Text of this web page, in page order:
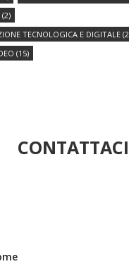
(2)
TECNOLOGICA E DIGITALE
(15)
CONTATTACI